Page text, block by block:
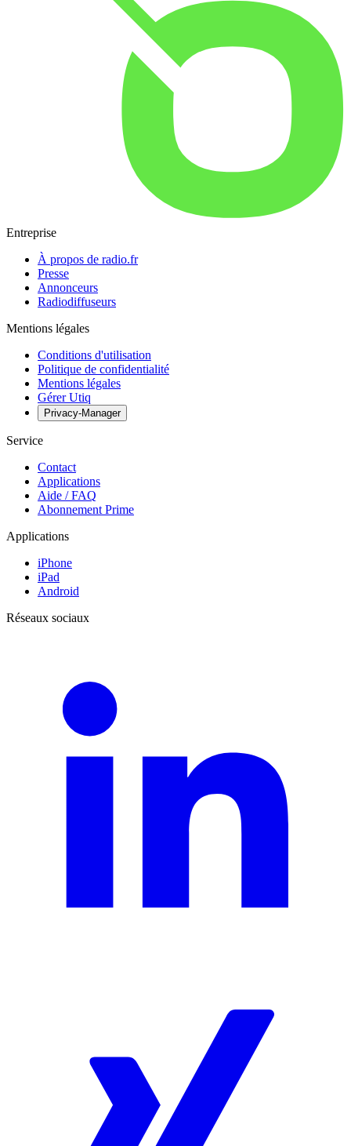
Entreprise
À propos de radio.fr
Presse
Annonceurs
Radiodiffuseurs
Mentions légales
Conditions d'utilisation
Politique de confidentialité
Mentions légales
Gérer Utiq
Privacy-Manager
Service
Contact
Applications
Aide / FAQ
Abonnement Prime
Applications
iPhone
iPad
Android
Réseaux sociaux